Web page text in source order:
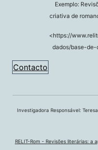
Exemplo:
criativa de
<https://
dados/base-de-
Contacto
Investigadora Responsável:
RELIT-Rom - Revisões literárias: a